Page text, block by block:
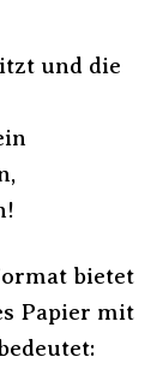
und die
bietet
Papier mit